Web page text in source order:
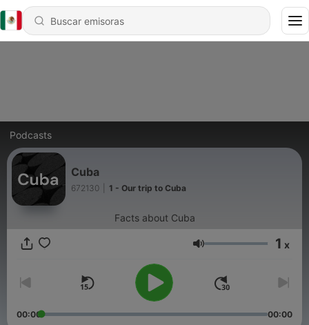
Podcasts
Cuba
672130 1 - Our trip to Cuba
Facts about Cuba
Volumen 1 x
00:00 00:00